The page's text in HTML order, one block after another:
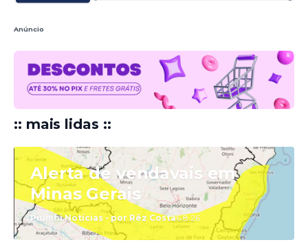
Anúncio
:: mais lidas ::
Alerta de vendavais em
Minas Gerais
Piumhi Notícias - por Rêz Costa6.8.26